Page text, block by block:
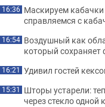
16:36 Маскируем кабачки
справляемся с
16:54 Воздушный как
который сохраняет
16:21 Удивил гостей
15:31 Шторы устарели:
через стекло одной